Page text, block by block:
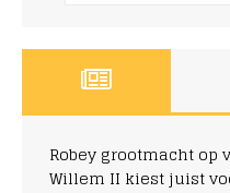
Robey grootmacht
Willem II kiest juist